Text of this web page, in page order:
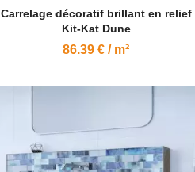
Carrelage décoratif brillant en relief
Kit-Kat Dune
86.39 € / m²